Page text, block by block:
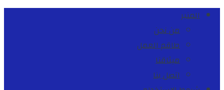
المنبر
من نحن
طاقم العمل
ميثاقنا
اتصل بنا